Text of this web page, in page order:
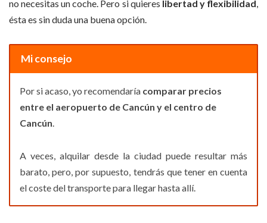
no necesitas un coche. Pero si quieres libertad y flexibilidad,
ésta es sin duda una buena opción.
Mi consejo
Por si acaso, yo recomendaría comparar precios
entre el aeropuerto de Cancún y el centro de
Cancún.
A veces, alquilar desde la ciudad puede resultar más
barato, pero, por supuesto, tendrás que tener en cuenta
el coste del transporte para llegar hasta allí.